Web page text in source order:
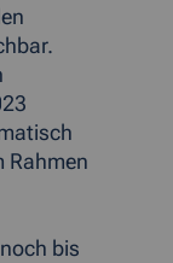
Rahmen
bis